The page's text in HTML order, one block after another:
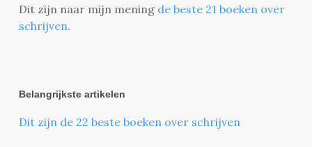
Dit zijn naar mijn mening de beste 21 boeken over
schrijven.
Belangrijkste artikelen
Dit zijn de 22 beste boeken over schrijven